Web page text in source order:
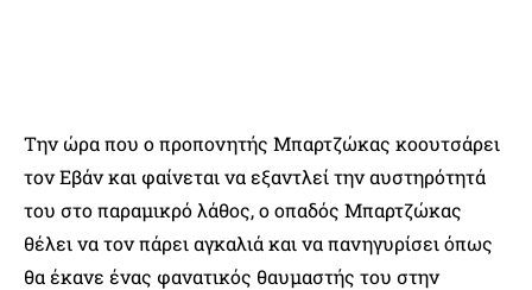
Την ώρα που ο προπονητής Μπαρτζώκας κοουτσάρει
τον Εβάν και φαίνεται να εξαντλεί την αυστηρότητά
του στο παραμικρό λάθος, ο οπαδός Μπαρτζώκας
θέλει να τον πάρει αγκαλιά και να πανηγυρίσει όπως
θα έκανε ένας φανατικός θαυμαστής του στην